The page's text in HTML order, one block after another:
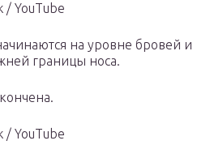
/ YouTube
на уровне бровей и
границы носа.
/ YouTube